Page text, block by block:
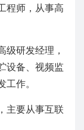
程师，从事高
级研发经理，
设备、视频监
工作。
主要从事互联